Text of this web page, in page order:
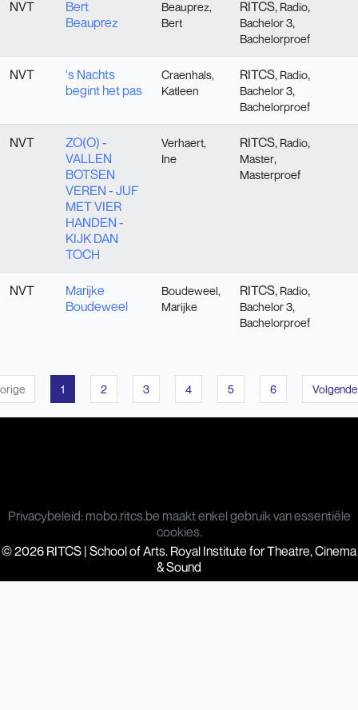
NVT
Bert
Beauprez
Beauprez,
Bert
RITCS, Radio,
Bachelor 3,
Bachelorproef
NVT
's Nachts
begint het pas
Craenhals,
Katleen
RITCS, Radio,
Bachelor 3,
Bachelorproef
NVT
ZO(O) -
VALLEN
BOTSEN
VEREN - JUF
MET VIER
HANDEN -
KIJK DAN
TOCH
Verhaert,
Ine
RITCS, Radio,
Master,
Masterproef
NVT
Marijke
Boudeweel
Boudeweel,
Marijke
RITCS, Radio,
Bachelor 3,
Bachelorproef
1 2 3 4 5 6 Volgende
Privacybeleid: mobo.ritcs.be maakt enkel gebruik van essentiële
cookies.
© 2026 RITCS | School of Arts. Royal Institute for Theatre, Cinema
& Sound